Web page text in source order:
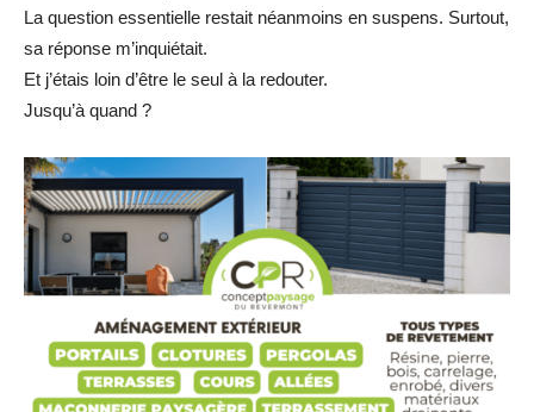
La question essentielle restait néanmoins en suspens. Surtout,
sa réponse m’inquiétait.
Et j’étais loin d’être le seul à la redouter.
Jusqu’à quand ?